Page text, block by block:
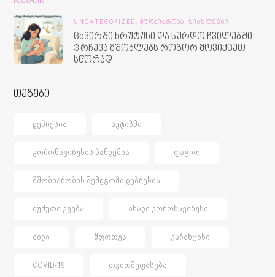
UNCATEGORIZED, ᲛᲨᲝᲑᲘᲐᲠᲝᲑᲐ, ᲡᲘᲐᲮᲚᲔᲔᲑᲘ
ცხვირში ხრუტუნი და სურდო ჩვილებში –
3 რჩევა მშობლებს როგორ მოვიქცეთ
სწორად
თეგები
ᲓᲔᲞᲠᲔᲡᲘᲐ ᲐᲣᲢᲘᲖᲛᲘ
ᲙᲝᲠᲝᲜᲐᲕᲘᲠᲣᲡᲘᲡ ᲞᲐᲜᲓᲔᲛᲘᲐ ᲤᲐᲒᲘᲝ
ᲛᲨᲝᲑᲘᲐᲠᲝᲑᲘᲡ ᲨᲔᲛᲓᲒᲝᲛᲘ ᲓᲔᲞᲠᲔᲡᲘᲐ
ᲫᲣᲫᲣᲗᲘ ᲙᲕᲔᲑᲐ ᲐᲮᲐᲚᲘ ᲙᲝᲠᲝᲜᲐᲕᲘᲠᲣᲡᲘ
ᲫᲘᲚᲘ ᲨᲤᲝᲗᲕᲐ ᲙᲐᲠᲐᲜᲢᲘᲜᲘ
COVID-19 ᲗᲕᲘᲗᲨᲔᲤᲐᲡᲔᲑᲐ